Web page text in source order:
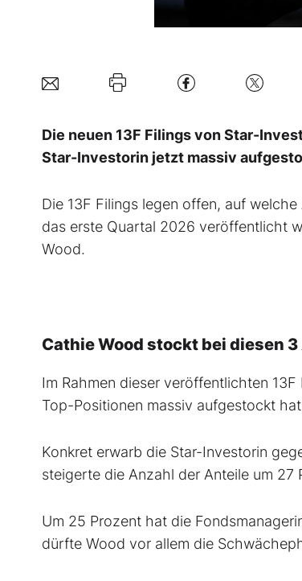
Die neuen 13F Filings von Star-
Star-Investorin jetzt massiv
Die 13F Filings legen offen, auf
das erste Quartal 2026 veröffentlicht
Wood.
Cathie Wood stockt bei diesen
Im Rahmen dieser veröffentlichten
Top-Positionen massiv aufgestockt
Konkret erwarb die Star-Investorin
steigerte die Anzahl der Anteile um
Um 25 Prozent hat die
dürfte Wood vor allem die